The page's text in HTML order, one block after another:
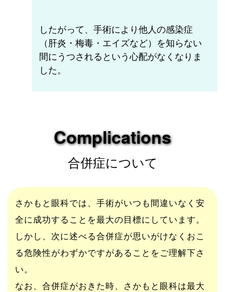
したがって、手術により他人の感染症
（肝炎・梅毒・エイズなど）を知らない
間にうつされるという心配がなくなりま
した。
Complications
合併症について
さかもと眼科では、手術がいつも間違いなく安
全に成功することを最大の目標にしています。
しかし、次に述べる合併症が思いがけなくおこ
る危険性がわずかですがあることをご理解下さ
い。
なお、合併症がおきた時、さかもと眼科は最大